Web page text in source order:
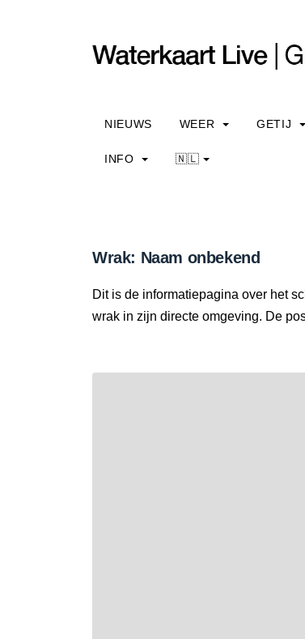
NIEUWS WEER GETIJ
INFO 🇳🇱
Wrak: Naam onbekend
Dit is de informatiepagina over het
wrak in zijn directe omgeving. De